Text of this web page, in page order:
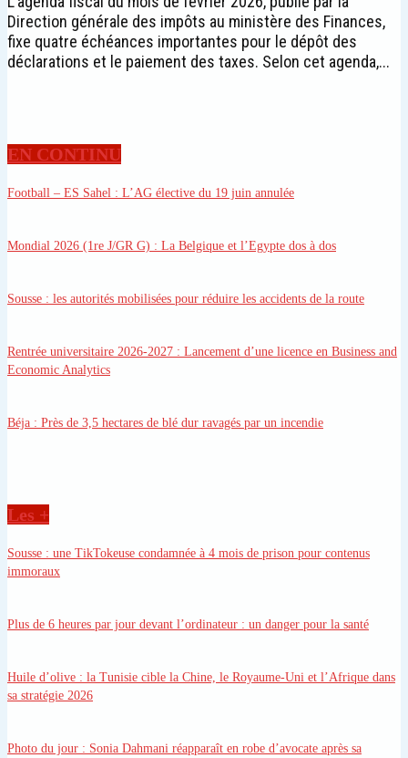
Direction générale des impôts au ministère des Finances,
fixe quatre échéances importantes pour le dépôt des
déclarations et le paiement des taxes. Selon cet agenda,...
EN CONTINU
Football – ES Sahel : L’AG élective du 19 juin annulée
Mondial 2026 (1re J/GR G) : La Belgique et l’Egypte dos à dos
Sousse : les autorités mobilisées pour réduire les accidents de la route
Rentrée universitaire 2026-2027 : Lancement d’une licence en Business and
Economic Analytics
Béja : Près de 3,5 hectares de blé dur ravagés par un incendie
Les +
Sousse : une TikTokeuse condamnée à 4 mois de prison pour contenus
immoraux
Plus de 6 heures par jour devant l’ordinateur : un danger pour la santé
Huile d’olive : la Tunisie cible la Chine, le Royaume-Uni et l’Afrique dans
sa stratégie 2026
Photo du jour : Sonia Dahmani réapparaît en robe d’avocate après sa